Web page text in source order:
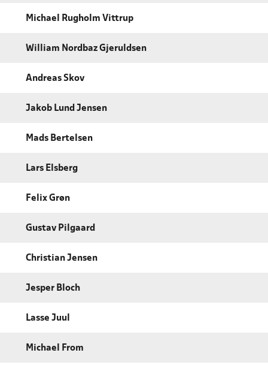
Michael Rugholm Vittrup
William Nordbaz Gjeruldsen
Andreas Skov
Jakob Lund Jensen
Mads Bertelsen
Lars Elsberg
Felix Grøn
Gustav Pilgaard
Christian Jensen
Jesper Bloch
Lasse Juul
Michael From